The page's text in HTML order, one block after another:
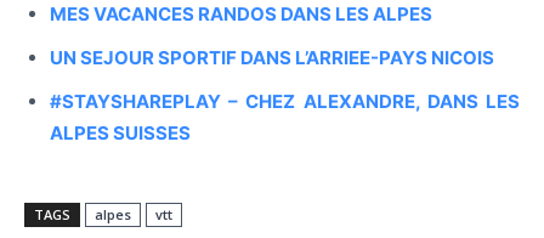
MES VACANCES RANDOS DANS LES ALPES
UN SEJOUR SPORTIF DANS L’ARRIEE-PAYS NICOIS
#STAYSHAREPLAY – CHEZ ALEXANDRE, DANS LES
ALPES SUISSES
TAGS alpes vtt